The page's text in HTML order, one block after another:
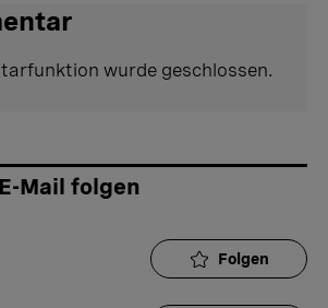
wurde geschlossen.
Mail folgen
Folgen